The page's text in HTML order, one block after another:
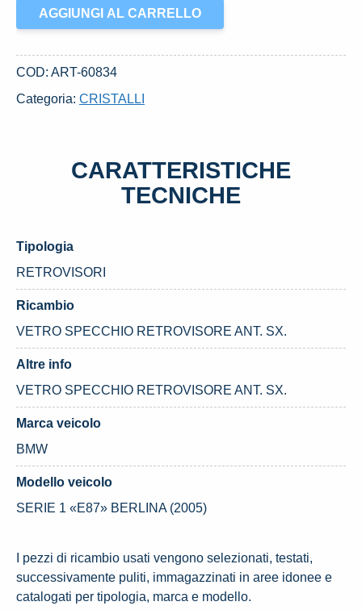
VETRO
SPECCHIO
ANT.
USATO
quantità
AGGIUNGI AL CARRELLO
COD: ART-60834
Categoria: CRISTALLI
CARATTERISTICHE
TECNICHE
Tipologia
RETROVISORI
Ricambio
VETRO SPECCHIO RETROVISORE ANT. SX.
Altre info
VETRO SPECCHIO RETROVISORE ANT. SX.
Marca veicolo
BMW
Modello veicolo
SERIE 1 «E87» BERLINA (2005)
I pezzi di ricambio usati vengono selezionati, testati,
successivamente puliti, immagazzinati in aree idonee e
catalogati per tipologia, marca e modello.